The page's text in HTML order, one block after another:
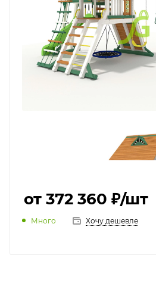
от 372 360 ₽/шт
Много Хочу дешевле